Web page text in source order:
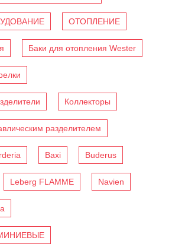
ОТОПЛЕНИЕ
Баки для отопления Wester
Коллекторы
разделителем
Baxi Buderus
Leberg FLAMME Navien